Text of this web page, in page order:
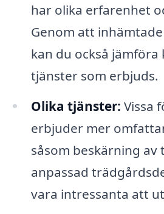
har olika erfarenhet
Genom att
kan du också
tjänster som erbjuds.
Olika tjänster: Vissa
erbjuder mer
såsom beskärning av
anpassad
vara intressanta att